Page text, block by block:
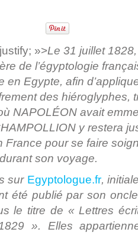
»>Le 31 juillet
de l’égyptologie
en Egypte, afin
des hiéroglyphes,
NAPOLÉON avait
y restera
France pour se faire
son voyage.
sur Egyptologue.fr,
été publié par son
le titre de « Lettres
». Elles